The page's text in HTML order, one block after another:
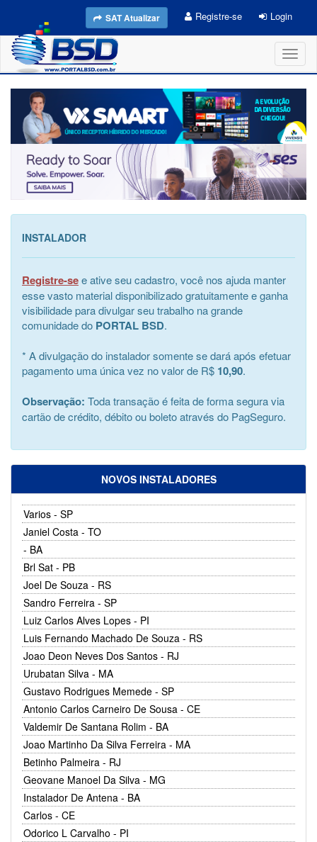
SAT Atualizar Registre-se Login
INSTALADOR
Registre-see ative seu cadastro, você nos ajuda manter
esse vasto material disponibilizado gratuitamente e ganha
visibilidade para divulgar seu trabalho na grande
comunidade do PORTAL BSD.
* A divulgação do instalador somente se dará após efetuar
pagamento uma única vez no valor de R$ 10,90.
Observação: Toda transação é feita de forma segura via
cartão de crédito, débito ou boleto através do PagSeguro.
NOVOS INSTALADORES
Varios - SP
Janiel Costa - TO
- BA
Brl Sat - PB
Joel De Souza - RS
Sandro Ferreira - SP
Luiz Carlos Alves Lopes - PI
Luis Fernando Machado De Souza - RS
Joao Deon Neves Dos Santos - RJ
Urubatan Silva - MA
Gustavo Rodrigues Memede - SP
Antonio Carlos Carneiro De Sousa - CE
Valdemir De Santana Rolim - BA
Joao Martinho Da Silva Ferreira - MA
Betinho Palmeira - RJ
Geovane Manoel Da Silva - MG
Instalador De Antena - BA
Carlos - CE
Odorico L Carvalho - PI